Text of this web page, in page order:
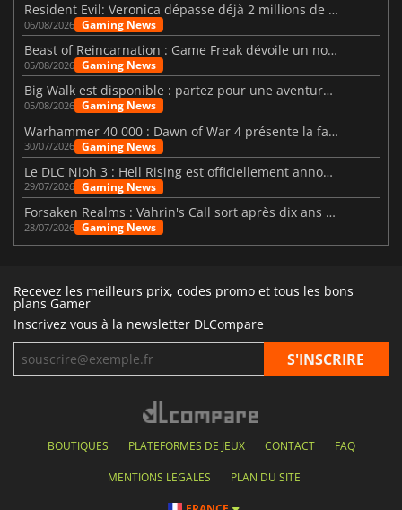
Resident Evil: Veronica dépasse déjà 2 millions de wishlists
06/08/2026 Gaming News
Beast of Reincarnation : Game Freak dévoile un nouveau pari
05/08/2026 Gaming News
Big Walk est disponible : partez pour une aventure entre amis
05/08/2026 Gaming News
Warhammer 40 000 : Dawn of War 4 présente la faction des Nécrons
30/07/2026 Gaming News
Le DLC Nioh 3 : Hell Rising est officiellement annoncé
29/07/2026 Gaming News
Forsaken Realms : Vahrin's Call sort après dix ans de développement
28/07/2026 Gaming News
Recevez les meilleurs prix, codes promo et tous les bons
plans Gamer
Inscrivez vous à la newsletter DLCompare
BOUTIQUES PLATEFORMES DE JEUX CONTACT FAQ
MENTIONS LEGALES PLAN DU SITE